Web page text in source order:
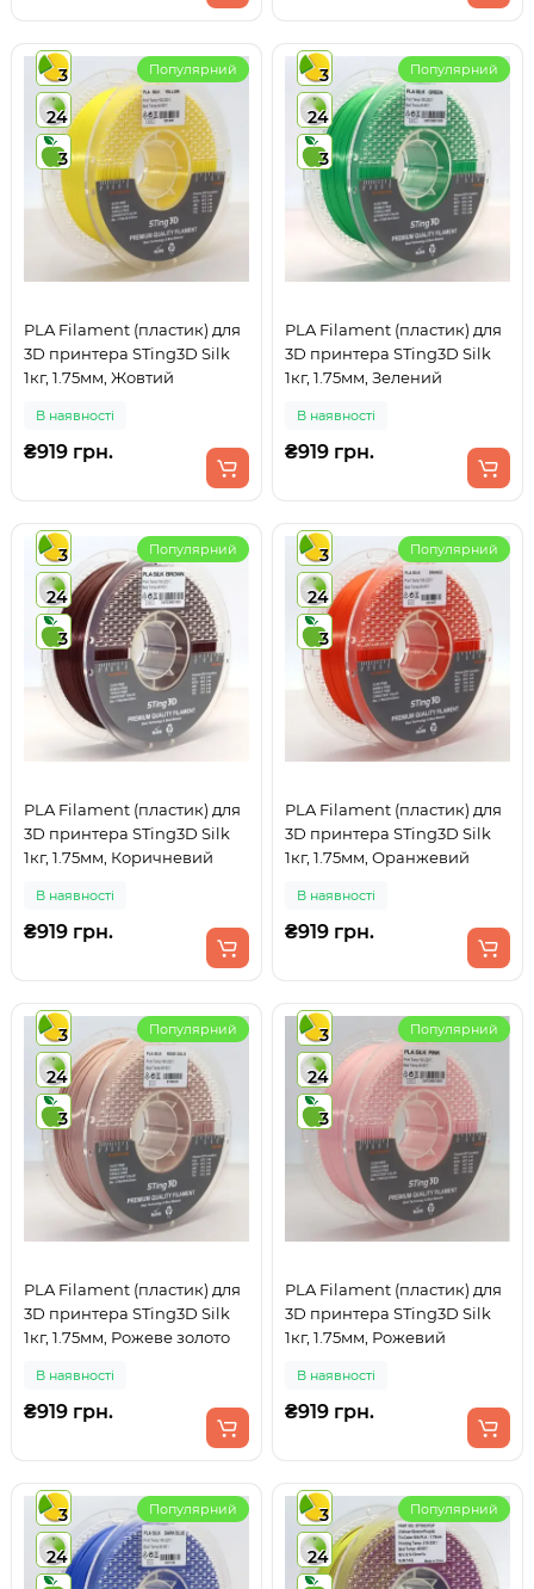
3
24
3
Популярний
PLA Filament (пластик) для
3D принтера STing3D Silk
1кг, 1.75мм, Жовтий
В наявності
₴919 грн.
3
24
3
Популярний
PLA Filament (пластик) для
3D принтера STing3D Silk
1кг, 1.75мм, Зелений
В наявності
₴919 грн.
3
24
3
Популярний
PLA Filament (пластик) для
3D принтера STing3D Silk
1кг, 1.75мм, Коричневий
В наявності
₴919 грн.
3
24
3
Популярний
PLA Filament (пластик) для
3D принтера STing3D Silk
1кг, 1.75мм, Оранжевий
В наявності
₴919 грн.
3
24
3
Популярний
PLA Filament (пластик) для
3D принтера STing3D Silk
1кг, 1.75мм, Рожеве золото
В наявності
₴919 грн.
3
24
3
Популярний
PLA Filament (пластик) для
3D принтера STing3D Silk
1кг, 1.75мм, Рожевий
В наявності
₴919 грн.
3
24
Популярний
3
24
Популярний